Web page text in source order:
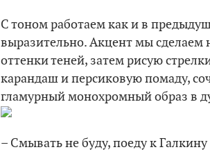
С тоном работаем как и в
выразительно. Акцент мы сделаем
оттенки теней, затем рисую
карандаш и персиковую помаду,
гламурный монохромный образ в
– Смывать не буду, поеду к